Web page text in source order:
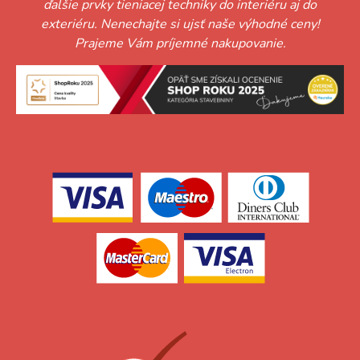
ďalšie prvky tieniacej techniky do interiéru aj do
exteriéru. Nenechajte si ujsť naše výhodné ceny!
Prajeme Vám príjemné nakupovanie.